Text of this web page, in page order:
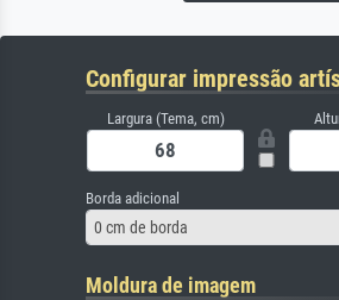
Configurar impressão
Largura (Tema, cm)
Borda adicional
0 cm de borda
Moldura de imagem